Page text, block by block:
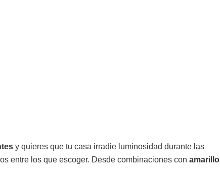
y quieres que tu casa irradie luminosidad durante las
entre los que escoger. Desde combinaciones con amarillo